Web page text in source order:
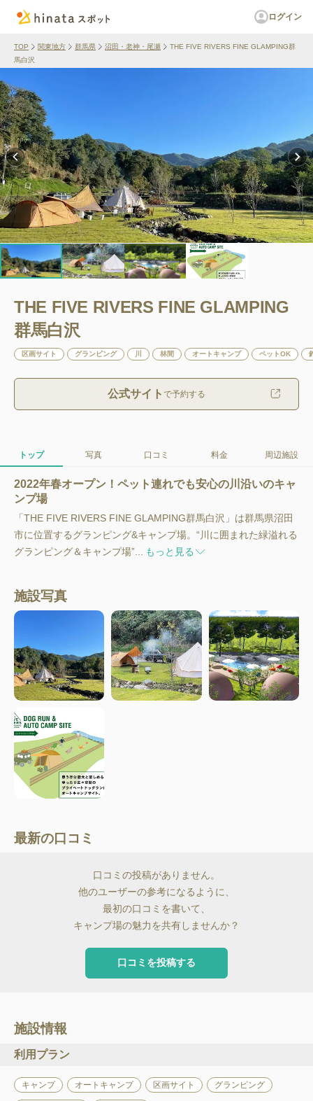
ログイン
TOP 関東地方 群馬県 沼田・老神・尾瀬
THE FIVE RIVERS FINE GLAMPING群
馬白沢
THE FIVE RIVERS FINE GLAMPING
群馬白沢
区画サイト グランピング 林間 オートキャンプ ペットOK
公式サイト で予約する
トップ 写真 口コミ 料金 周辺施設
2022年春オープン！ペット連れでも安心の川沿いのキャ
ンプ場
「THE FIVE RIVERS FINE GLAMPING群馬白沢」は群馬県沼田
市に位置するグランピング&キャンプ場。“川に囲まれた緑溢れる
グランピング＆キャンプ場”...
もっと見る
施設写真
最新の口コミ
口コミの投稿がありません。
他のユーザーの参考になるように、
最初の口コミを書いて、
キャンプ場の魅力を共有しませんか？
口コミを投稿する
施設情報
利用プラン
キャンプ オートキャンプ 区画サイト グランピング